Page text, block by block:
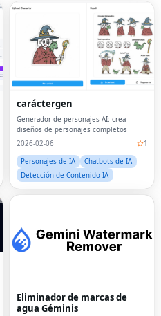
caráctergen
Generador de personajes AI: crea
diseños de personajes completos
2026-02-06
1
Personajes de IA
Chatbots de IA
Detección de Contenido IA
Eliminador de marcas de
agua Géminis